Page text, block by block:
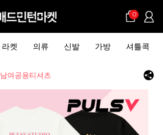
0
라켓 의류 신발 가방 셔틀콕
남여공용티셔츠